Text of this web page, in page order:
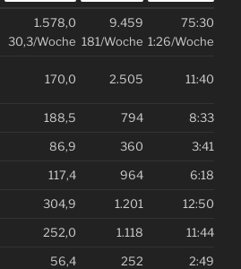
1.578,0
30,3/Woche
9.459
181/Woche
75:30
1:26/Woche
170,0 2.505 11:40
188,5 794
8:33
86,9 360
3:41
117,4 964
6:18
304,9 1.201
12:50
252,0 1.118
11:44
56,4 252
2:49